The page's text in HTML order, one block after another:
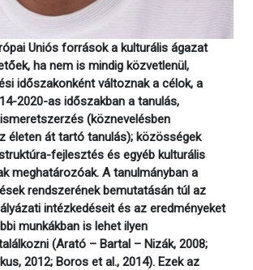
Uniós források a kulturális ágazat
ha nem is mindig közvetlenül,
időszakonként változnak a célok, a
2020-as időszakban a tanulás,
(köznevelésben
életen át tartó tanulás); közösségek
fejlesztés és egyéb kulturális
meghatározóak. A tanulmányban a
rendszerének bemutatásán túl az
intézkedéseit és az eredményeket
munkákban is lehet ilyen
(Arató – Bartal – Nizák, 2008;
2012; Boros et al., 2014). Ezek az